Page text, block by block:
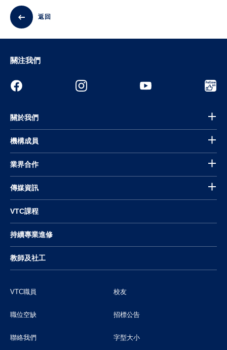
返回
關注我們
關於我們
機構成員
業界合作
傳媒資訊
VTC課程
持續專業進修
教師及社工
VTC職員 校友
職位空缺 招標公告
聯絡我們 字型大小